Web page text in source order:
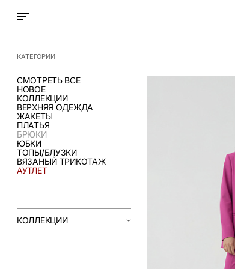
КАТЕГОРИИ
СМОТРЕТЬ ВСЕ
НОВОЕ
КОЛЛЕКЦИИ
ВЕРХНЯЯ ОДЕЖДА
ЖАКЕТЫ
ПЛАТЬЯ
БРЮКИ
ЮБКИ
ТОПЫ/БЛУЗКИ
ВЯЗАНЫЙ ТРИКОТАЖ
АУТЛЕТ
КОЛЛЕКЦИИ